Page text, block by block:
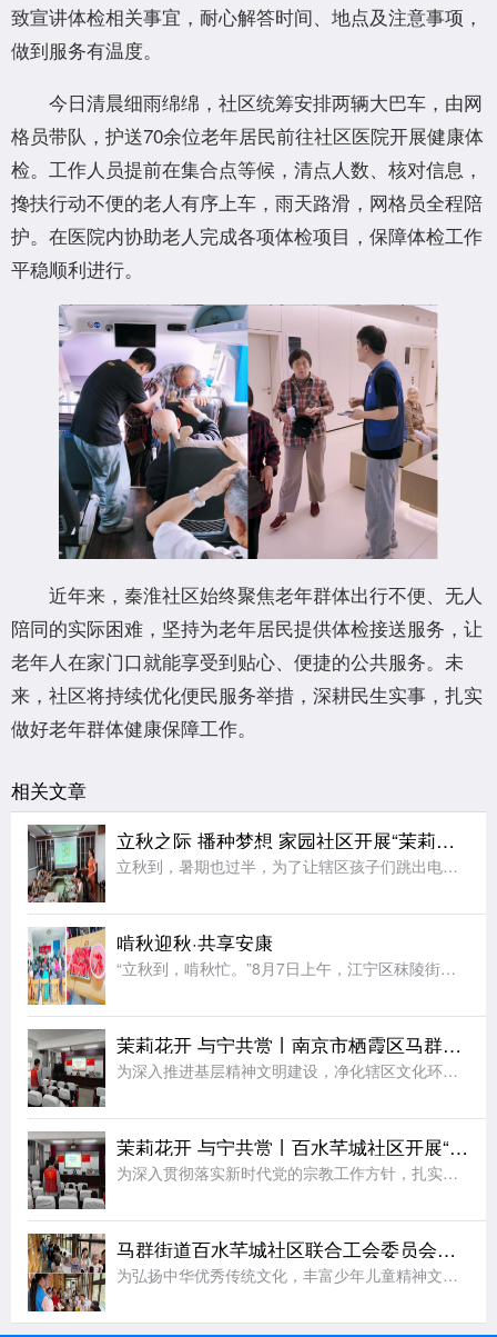
致宣讲体检相关事宜，耐心解答时间、地点及注意事项，
做到服务有温度。
今日清晨细雨绵绵，社区统筹安排两辆大巴车，由网
格员带队，护送70余位老年居民前往社区医院开展健康体
检。工作人员提前在集合点等候，清点人数、核对信息，
搀扶行动不便的老人有序上车，雨天路滑，网格员全程陪
护。在医院内协助老人完成各项体检项目，保障体检工作
平稳顺利进行。
近年来，秦淮社区始终聚焦老年群体出行不便、无人
陪同的实际困难，坚持为老年居民提供体检接送服务，让
老年人在家门口就能享受到贴心、便捷的公共服务。未
来，社区将持续优化便民服务举措，深耕民生实事，扎实
做好老年群体健康保障工作。
相关文章
立秋之际 播种梦想 家园社区开展“茉莉花开”七彩夏日节气亲子活动
立秋到，暑期也过半，为了让辖区孩子们跳出电子屏幕、沉浸式感受传统节气文化的独特魅力，同时绷紧暑期安全防护弦，在亲子协作中收获充实又安心的暑期记忆，近日，江宁区秣陵街道家园社区在三楼活动空间顺利开展“立
啃秋迎秋·共享安康
“立秋到，啃秋忙。”8月7日上午，江宁区秣陵街道火炬村开展了“啃秋迎秋·共享安康”为主题的立秋敬老活动。活动室里瓜香四溢、笑声阵阵。桌上摆满了红瓤西瓜，老人围坐一堂，一边品尝着清甜的“啃秋”瓜，一边聊
茉莉花开 与宁共赏丨南京市栖霞区马群街道百水芊城社区开展“扫黄打非树新风 全民阅读沐书香”全民阅读活动
为深入推进基层精神文明建设，净化辖区文化环境，培育全民阅读新风尚，筑牢社区思想文化安全防线，8月6日，栖霞区马群街道百水芊城社区党委依托社区新时代文明实践站组织全体社区工作人员，开展“扫黄打非树新风
茉莉花开 与宁共赏丨百水芊城社区开展“依法规范宗教工作 携手共建和谐家园”宣传活动
为深入贯彻落实新时代党的宗教工作方针，扎实推进宗教工作法治化、规范化建设，切实筑牢基层治理安全防线，营造文明和谐、团结稳定的社区氛围，8月6日，栖霞区马群街道百水芊城社区党委依托社区新时代文明实践站精
马群街道百水芊城社区联合工会委员会开展非遗烧箔画手工活动
为弘扬中华优秀传统文化，丰富少年儿童精神文化生活，拉近邻里情感距离，8月7日，栖霞区马群街道科协、马群街道百水芊城社区联合工会委员会、百水芊城社区党委依托新时代文明实践站，组织开展非遗烧箔画手工体验活